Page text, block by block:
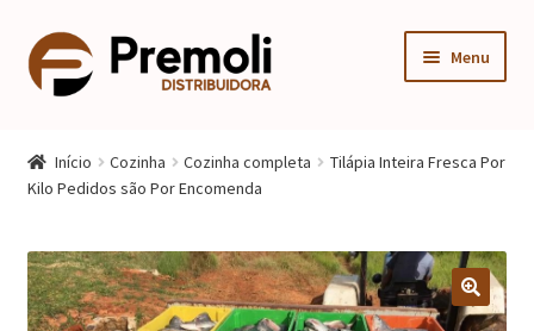
Pular
para
navegação
Pular
para
Menu
menu
Quarto
Sala
menu
Móveis Infantis
Início Cozinha Cozinha completa
Tilápia Inteira Fresca Por
Kilo Pedidos são Por Encomenda